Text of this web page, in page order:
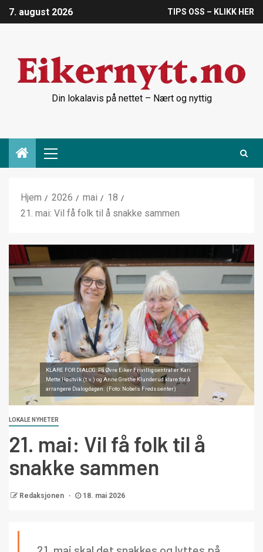
7. august 2026 TIPS OSS – KLIKK HER
Din lokalavis på nettet – Nært og nyttig
Hjem 2026 mai
18
21. mai: Vil få folk til å snakke sammen
KLARE FOR DIALOG: På Øvre Eiker Frivilligsentral er Kari
Mette Høstvik (t.v.) og Anne Grethe Klunderud klare for å
arrangere Dialogdagen. (Foto: Nobels Fredssenter)
LOKALE NYHETER
21. mai: Vil få folk til å
snakke sammen
Redaksjonen 18. mai 2026